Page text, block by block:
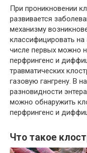
При проникновении
развивается
механизму
классифицировать на
числе первых можно
перфрингенс и
травматических
газовую гангрену. В
разновидности
можно обнаружить
перфрингенс и
Что такое